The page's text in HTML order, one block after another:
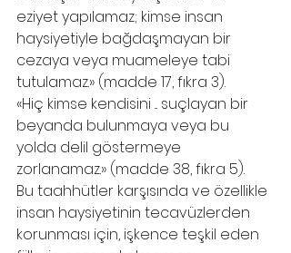
eziyet yapılamaz; kimse insan
haysiyetiyle bağdaşmayan bir
cezaya veya muameleye tabi
tutulamaz.» (madde 17, fıkra 3).
«Hiç kimse kendisini ... suçlayan bir
beyanda bulunmaya veya bu
yolda delil göstermeye
zorlanamaz.» (madde 38, fıkra 5).
Bu taahhütler karşısında ve özellikle
insan haysiyetinin tecavüzlerden
korunması için, işkence teşkil eden